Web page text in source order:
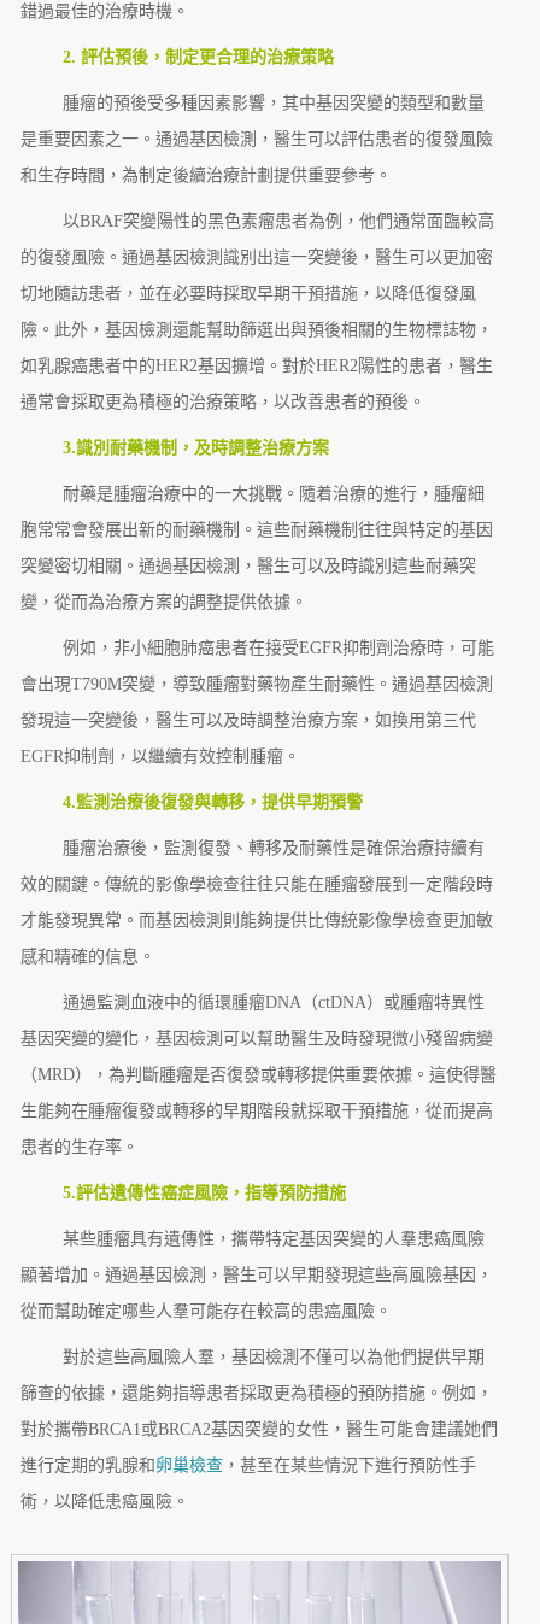
錯過最佳的治療時機。
2. 評估預後，制定更合理的治療策略
腫瘤的預後受多種因素影響，其中基因突變的類型和數量
是重要因素之一。通過基因檢測，醫生可以評估患者的復發風險
和生存時間，為制定後續治療計劃提供重要參考。
以BRAF突變陽性的黑色素瘤患者為例，他們通常面臨較高
的復發風險。通過基因檢測識別出這一突變後，醫生可以更加密
切地隨訪患者，並在必要時採取早期干預措施，以降低復發風
險。此外，基因檢測還能幫助篩選出與預後相關的生物標誌物，
如乳腺癌患者中的HER2基因擴增。對於HER2陽性的患者，醫生
通常會採取更為積極的治療策略，以改善患者的預後。
3.識別耐藥機制，及時調整治療方案
耐藥是腫瘤治療中的一大挑戰。隨着治療的進行，腫瘤細
胞常常會發展出新的耐藥機制。這些耐藥機制往往與特定的基因
突變密切相關。通過基因檢測，醫生可以及時識別這些耐藥突
變，從而為治療方案的調整提供依據。
例如，非小細胞肺癌患者在接受EGFR抑制劑治療時，可能
會出現T790M突變，導致腫瘤對藥物產生耐藥性。通過基因檢測
發現這一突變後，醫生可以及時調整治療方案，如換用第三代
EGFR抑制劑，以繼續有效控制腫瘤。
4.監測治療後復發與轉移，提供早期預警
腫瘤治療後，監測復發、轉移及耐藥性是確保治療持續有
效的關鍵。傳統的影像學檢查往往只能在腫瘤發展到一定階段時
才能發現異常。而基因檢測則能夠提供比傳統影像學檢查更加敏
感和精確的信息。
通過監測血液中的循環腫瘤DNA（ctDNA）或腫瘤特異性
基因突變的變化，基因檢測可以幫助醫生及時發現微小殘留病變
（MRD），為判斷腫瘤是否復發或轉移提供重要依據。這使得醫
生能夠在腫瘤復發或轉移的早期階段就採取干預措施，從而提高
患者的生存率。
5.評估遺傳性癌症風險，指導預防措施
某些腫瘤具有遺傳性，攜帶特定基因突變的人羣患癌風險
顯著增加。通過基因檢測，醫生可以早期發現這些高風險基因，
從而幫助確定哪些人羣可能存在較高的患癌風險。
對於這些高風險人羣，基因檢測不僅可以為他們提供早期
篩查的依據，還能夠指導患者採取更為積極的預防措施。例如，
對於攜帶BRCA1或BRCA2基因突變的女性，醫生可能會建議她們
進行定期的乳腺和 卵巢檢查，甚至在某些情況下進行預防性手
術，以降低患癌風險。